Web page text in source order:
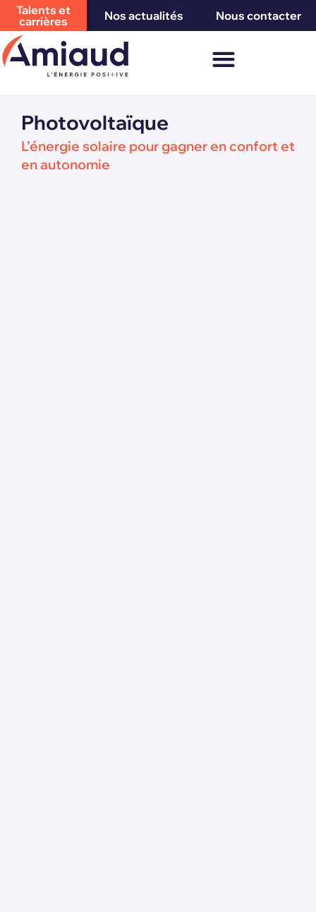
Talents et
carrières
Nos actualités Nous contacter
Photovoltaïque
L’énergie solaire pour gagner en confort et
en autonomie